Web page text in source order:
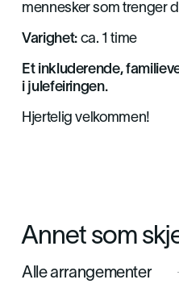
mennesker som trenger
Varighet:ca. 1 time
Et inkluderende,
i julefeiringen.
Hjertelig velkommen!
Annet som
Alle arrangementer